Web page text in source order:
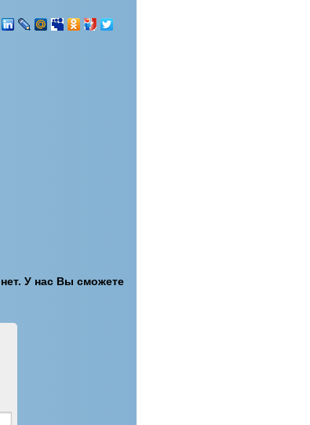
У нас Вы сможете